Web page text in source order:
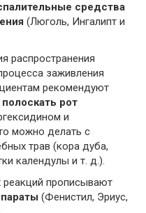
средства
(Люголь, Ингалипт и
распространения
заживления
рекомендуют
рот
и
можно делать с
трав (кора дуба,
календулы и т. д.).
реакций прописывают
(Фенистил, Эриус,